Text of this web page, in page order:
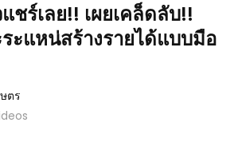
มูสามชั้นแช่ซีอิ๊ว หอมกว่าเบคอน :
ชร์เลย!! เผยเคล็ดลับ!!
ะแหน่สร้างรายได้แบบมือ
ตร